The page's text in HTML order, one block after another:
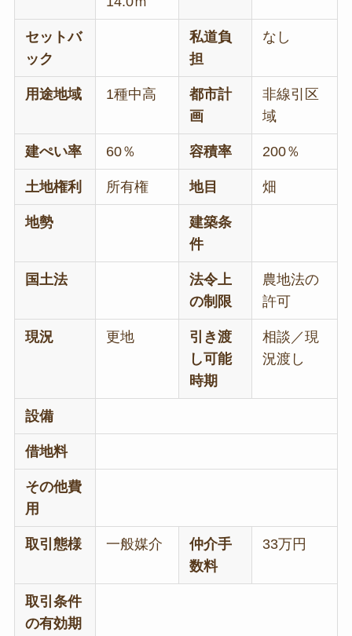
セットバ
ック
私道負
担
なし
用途地域 1種中高
都市計
画
非線引区
域
建ぺい率 60％ 容積率 200％
土地権利 所有権 地目 畑
地勢
建築条
件
国土法
法令上
の制限
農地法の
許可
現況 更地
引き渡
し可能
時期
相談／現
況渡し
設備
借地料
その他費
用
取引態様 一般媒介
仲介手
数料
33万円
取引条件
の有効期